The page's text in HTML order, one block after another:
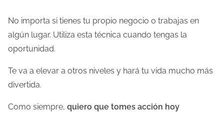
No importa si tienes tu propio negocio o trabajas en
algún lugar. Utiliza esta técnica cuando tengas la
oportunidad.
Te va a elevar a otros niveles y hará tu vida mucho más
divertida.
Como siempre, quiero que tomes acción hoy